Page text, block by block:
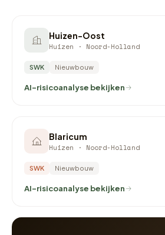
Huizen-Oost
Huizen · Noord-Holland
SWK Nieuwbouw
AI-risicoanalyse bekijken
Blaricum
Huizen · Noord-Holland
SWK Nieuwbouw
AI-risicoanalyse bekijken